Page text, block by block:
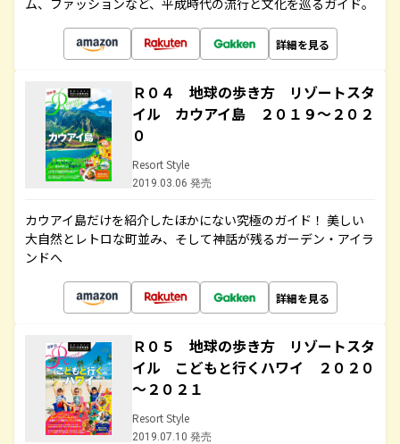
ム、ファッションなど、平成時代の流行と文化を巡るガイド。
詳細を見る
Ｒ０４ 地球の歩き方 リゾートスタ
イル カウアイ島 ２０１９～２０２
０
Resort Style
2019.03.06 発売
カウアイ島だけを紹介したほかにない究極のガイド！ 美しい
大自然とレトロな町並み、そして神話が残るガーデン・アイラ
ンドへ
詳細を見る
Ｒ０５ 地球の歩き方 リゾートスタ
イル こどもと行くハワイ ２０２０
～２０２１
Resort Style
2019.07.10 発売